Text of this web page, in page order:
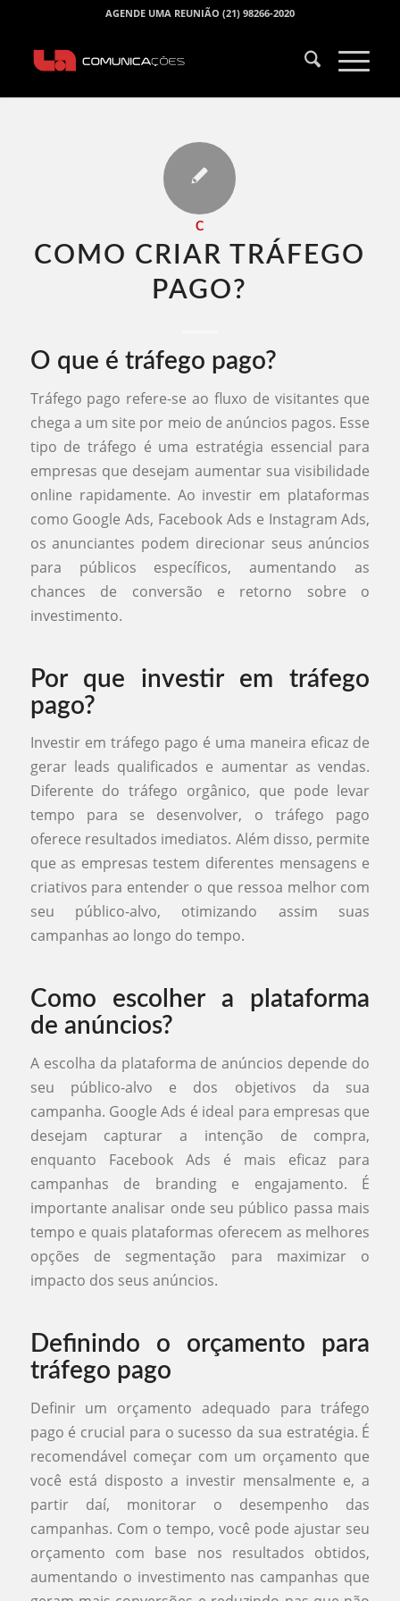
AGENDE UMA REUNIÃO (21) 98266-2020
C
COMO CRIAR TRÁFEGO
PAGO​?
O que é tráfego pago?
Tráfego pago refere-se ao fluxo de visitantes que
chega a um site por meio de anúncios pagos. Esse
tipo de tráfego é uma estratégia essencial para
empresas que desejam aumentar sua visibilidade
online rapidamente. Ao investir em plataformas
como Google Ads, Facebook Ads e Instagram Ads,
os anunciantes podem direcionar seus anúncios
para públicos específicos, aumentando as
chances de conversão e retorno sobre o
investimento.
Por que investir em tráfego
pago?
Investir em tráfego pago é uma maneira eficaz de
gerar leads qualificados e aumentar as vendas.
Diferente do tráfego orgânico, que pode levar
tempo para se desenvolver, o tráfego pago
oferece resultados imediatos. Além disso, permite
que as empresas testem diferentes mensagens e
criativos para entender o que ressoa melhor com
seu público-alvo, otimizando assim suas
campanhas ao longo do tempo.
Como escolher a plataforma
de anúncios?
A escolha da plataforma de anúncios depende do
seu público-alvo e dos objetivos da sua
campanha. Google Ads é ideal para empresas que
desejam capturar a intenção de compra,
enquanto Facebook Ads é mais eficaz para
campanhas de branding e engajamento. É
importante analisar onde seu público passa mais
tempo e quais plataformas oferecem as melhores
opções de segmentação para maximizar o
impacto dos seus anúncios.
Definindo o orçamento para
tráfego pago
Definir um orçamento adequado para tráfego
pago é crucial para o sucesso da sua estratégia. É
recomendável começar com um orçamento que
você está disposto a investir mensalmente e, a
partir daí, monitorar o desempenho das
campanhas. Com o tempo, você pode ajustar seu
orçamento com base nos resultados obtidos,
aumentando o investimento nas campanhas que